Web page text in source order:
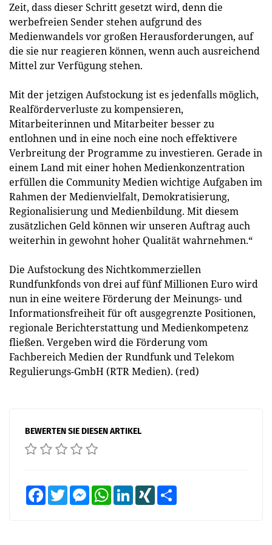
Zeit, dass dieser Schritt gesetzt wird, denn die
werbefreien Sender stehen aufgrund des
Medienwandels vor großen Herausforderungen, auf
die sie nur reagieren können, wenn auch ausreichend
Mittel zur Verfügung stehen.
Mit der jetzigen Aufstockung ist es jedenfalls möglich,
Realförderverluste zu kompensieren,
Mitarbeiterinnen und Mitarbeiter besser zu
entlohnen und in eine noch eine noch effektivere
Verbreitung der Programme zu investieren. Gerade in
einem Land mit einer hohen Medienkonzentration
erfüllen die Community Medien wichtige Aufgaben im
Rahmen der Medienvielfalt, Demokratisierung,
Regionalisierung und Medienbildung. Mit diesem
zusätzlichen Geld können wir unseren Auftrag auch
weiterhin in gewohnt hoher Qualität wahrnehmen.“
Die Aufstockung des Nichtkommerziellen
Rundfunkfonds von drei auf fünf Millionen Euro wird
nun in eine weitere Förderung der Meinungs- und
Informationsfreiheit für oft ausgegrenzte Positionen,
regionale Berichterstattung und Medienkompetenz
fließen. Vergeben wird die Förderung vom
Fachbereich Medien der Rundfunk und Telekom
Regulierungs-GmbH (RTR Medien). (red)
BEWERTEN SIE DIESEN ARTIKEL
FacebookTwitter MessengerWhatsAppLinkedInXING